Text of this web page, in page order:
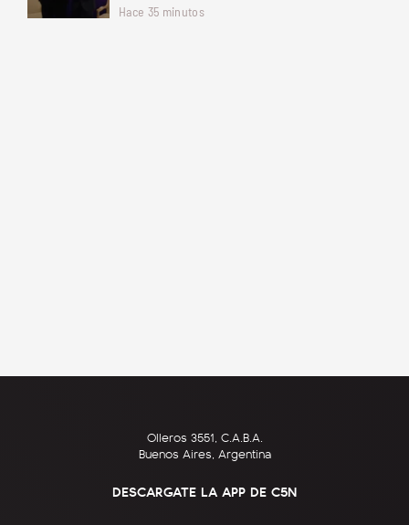
Hace 35 minutos
Olleros 3551, C.A.B.A.
Buenos Aires, Argentina
DESCARGATE LA APP DE C5N